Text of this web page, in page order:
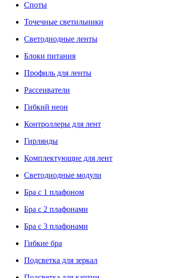
Споты
Точечные светильники
Светодиодные ленты
Блоки питания
Профиль для ленты
Рассеиватели
Гибкий неон
Контроллеры для лент
Гирлянды
Комплектующие для лент
Светодиодные модули
Бра с 1 плафоном
Бра с 2 плафонами
Бра с 3 плафонами
Гибкие бра
Подсветка для зеркал